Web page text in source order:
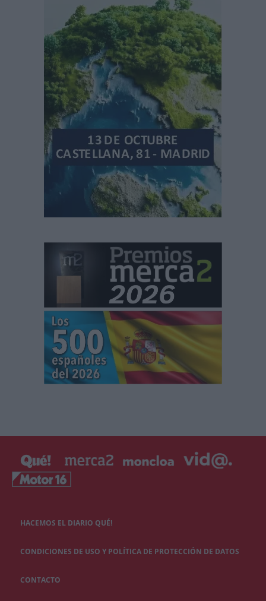
HACEMOS EL DIARIO QUÉ!
CONDICIONES DE USO Y POLÍTICA DE PROTECCIÓN DE DATOS
CONTACTO